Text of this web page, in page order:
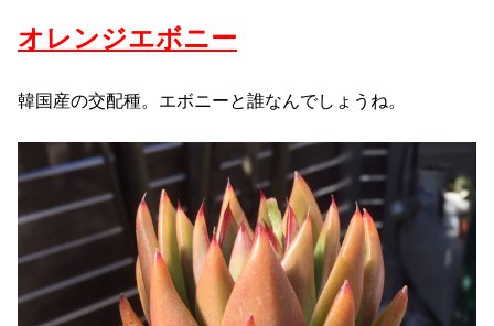
オレンジエボニー
韓国産の交配種。エボニーと誰なんでしょうね。